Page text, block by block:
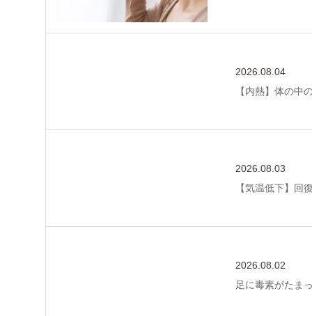
2026.08.04
【内熱】体の中
2026.08.03
【気温低下】回
2026.08.02
足に毒素がたま